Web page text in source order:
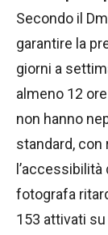
Secondo il
garantire la
giorni a
almeno 12
non hanno
standard, con
fotografa
153 attivati